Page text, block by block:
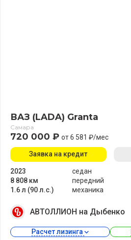
ВАЗ (LADA) Granta
Самара
720 000 ₽ от 6 581 ₽/мес
2023
8 808 км
1.6 л (90 л.с.)
седан
передний
механика
Заявка на кредит
АВТОЛЛИОН на Дыбенко
Расчет лизинга